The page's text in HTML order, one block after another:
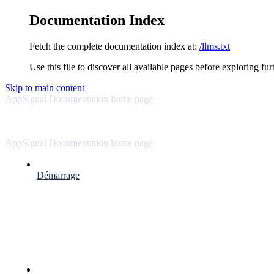
Documentation Index
Fetch the complete documentation index at: /llms.txt
Use this file to discover all available pages before exploring
Skip to main content
AppSignal Documentation home page
AppSignal Documentation home page
Démarrage